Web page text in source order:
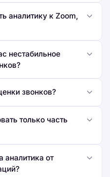
аналитику к Zoom,
нестабильное
звонков?
только часть
аналитика от